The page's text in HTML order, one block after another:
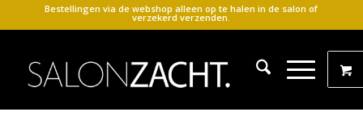
Bestellingen via de webshop alleen op te halen in de salon of
verzekerd verzenden.